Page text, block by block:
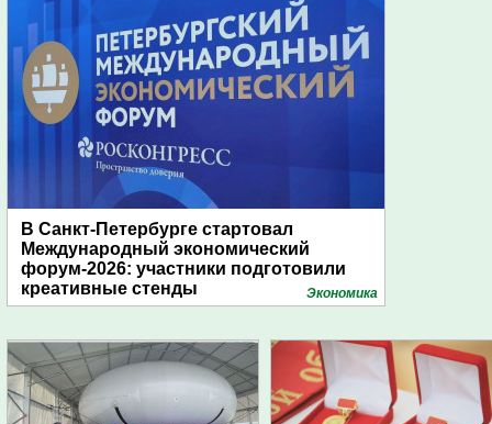
В Санкт-Петербурге стартовал
Международный экономический
форум-2026: участники подготовили
креативные стенды
Экономика